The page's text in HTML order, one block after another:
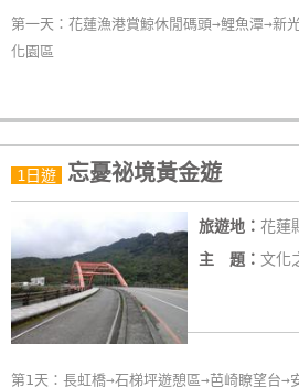
第一天：花蓮漁港賞鯨休閒碼頭→鯉魚潭→新
化園區
1日遊 忘憂祕境黃金遊
旅遊地： 花蓮
主 題： 文化
第1天：長虹橋→石梯坪遊憩區→芭崎瞭望台→